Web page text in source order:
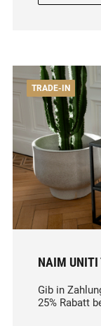
TRADE-IN
NAIM UNITI
Gib in
25% Rabatt